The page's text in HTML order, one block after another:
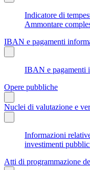
Indicatore di
Ammontare
IBAN e pagamenti
IBAN e pagamenti
Opere pubbliche
Nuclei di valutazione e
Informazioni
investimenti
Atti di programmazione